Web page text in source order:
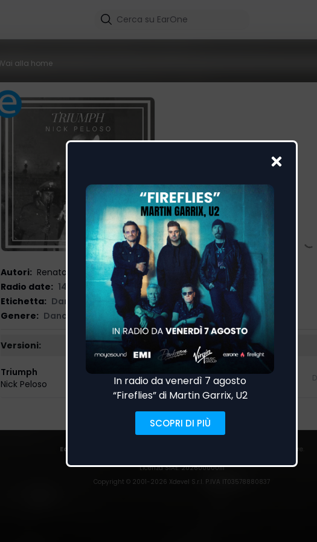
Vai alla home
Autori: Renato Sperduti
Radio date: 14/06/2019
Etichetta: Dance Tunes ,Sony
Genere: Dance
Versioni:
Triumph
Nick Peloso
EarOne rileva i passaggi in onda su centinaia di emittenti italiane ed estere.
Licenza SIAE: 202600000111
Copyright © 2001- 2026 Xdevel S.r.l. P.IVA IT03578880837